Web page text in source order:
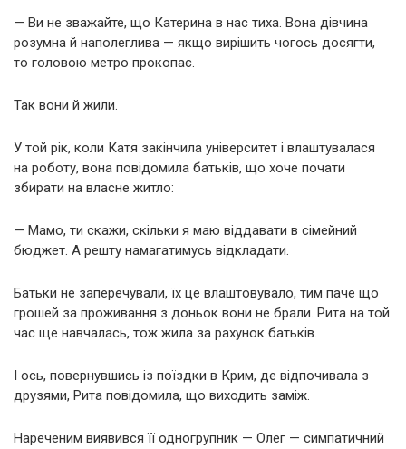
— Ви не зважайте, що Катерина в нас тиха. Вона дівчина
розумна й наполеглива — якщо вирішить чогось досягти,
то головою метро прокопає.
Так вони й жили.
У той рік, коли Катя закінчила університет і влаштувалася
на роботу, вона повідомила батьків, що хоче почати
збирати на власне житло:
— Мамо, ти скажи, скільки я маю віддавати в сімейний
бюджет. А решту намагатимусь відкладати.
Батьки не заперечували, їх це влаштовувало, тим паче що
грошей за проживання з доньок вони не брали. Рита на той
час ще навчалась, тож жила за рахунок батьків.
І ось, повернувшись із поїздки в Крим, де відпочивала з
друзями, Рита повідомила, що виходить заміж.
Нареченим виявився її одногрупник — Олег — симпатичний